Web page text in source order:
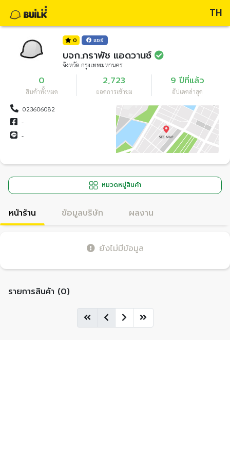
TH
0 แชร์
บจก.ภราพัช แอดวานซ์
จังหวัด กรุงเทพมหานคร
0
สินค้าทั้งหมด
2,723
ยอดการเข้าชม
9 ปีที่แล้ว
อัปเดตล่าสุด
023606082
-
-
หมวดหมู่สินค้า
หน้าร้าน ข้อมูลบริษัท ผลงาน
ยังไม่มีข้อมูล
รายการสินค้า (0)